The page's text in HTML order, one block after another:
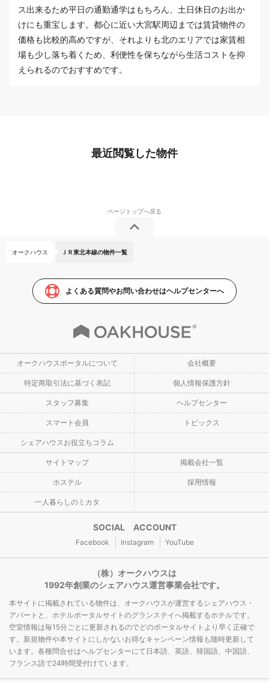
ス出来るため平日の通勤通学はもちろん、土日休日のお出か
けにも重宝します。都心に近い大宮駅周辺までは賃貸物件の
価格も比較的高めですが、それよりも北のエリアでは家賃相
場も少し落ち着くため、利便性を保ちながら生活コストを抑
えられるのでおすすめです。
最近閲覧した物件
オークハウス ＪＲ東北本線の物件一覧
よくある質問やお問い合わせはヘルプセンターへ
オークハウスポータルについて 会社概要
特定商取引法に基づく表記 個人情報保護方針
スタッフ募集 ヘルプセンター
スマート会員 トピックス
シェアハウスお役立ちコラム
サイトマップ 掲載会社一覧
ホステル 採用情報
一人暮らしのミカタ
SOCIAL ACCOUNT
Facebook Instagram YouTube
（株）オークハウスは
1992年創業のシェアハウス運営事業会社です。
本サイトに掲載されている物件は、オークハウスが運営するシェアハウス・
アパートと、ホテルポータルサイトのグランステイへ掲載するホテルです。
空室情報は毎15分ごとに更新されるのでどのポータルサイトより早く正確で
す。新規物件や本サイトにしかないお得なキャンペーン情報も随時更新して
います。各種問合せはヘルプセンターにて日本語、英語、韓国語、中国語、
フランス語で24時間受付けています。